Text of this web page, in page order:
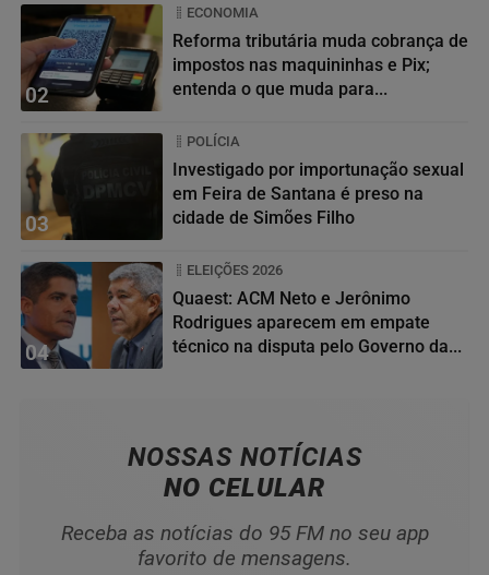
02
ECONOMIA
Reforma tributária muda cobrança de
impostos nas maquininhas e Pix;
entenda o que muda para...
03
POLÍCIA
Investigado por importunação sexual
em Feira de Santana é preso na
cidade de Simões Filho
04
ELEIÇÕES 2026
Quaest: ACM Neto e Jerônimo
Rodrigues aparecem em empate
técnico na disputa pelo Governo da...
NOSSAS NOTÍCIAS
NO CELULAR
Receba as notícias do 95 FM no seu app
favorito de mensagens.